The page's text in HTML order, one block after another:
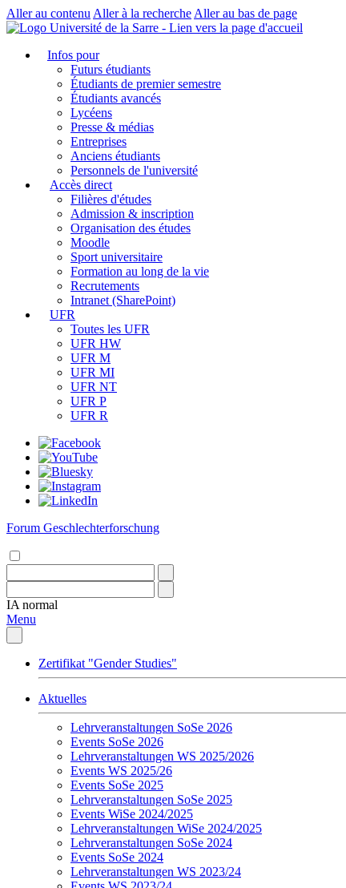
Aller au contenu Aller à la recherche Aller au bas de page
Infos pour
Futurs étudiants
Étudiants de premier semestre
Étudiants avancés
Lycéens
Presse & médias
Entreprises
Anciens étudiants
Personnels de l'université
Accès direct
Filières d'études
Admission & inscription
Organisation des études
Moodle
Sport universitaire
Formation au long de la vie
Recrutements
Intranet (SharePoint)
UFR
Toutes les UFR
UFR HW
UFR M
UFR MI
UFR NT
UFR P
UFR R
Forum Geschlechterforschung
IA normal
Menu
Zertifikat "Gender Studies"
Aktuelles
Lehrveranstaltungen SoSe 2026
Events SoSe 2026
Lehrveranstaltungen WS 2025/2026
Events WS 2025/26
Events SoSe 2025
Lehrveranstaltungen SoSe 2025
Events WiSe 2024/2025
Lehrveranstaltungen WiSe 2024/2025
Lehrveranstaltungen SoSe 2024
Events SoSe 2024
Lehrveranstaltungen WS 2023/24